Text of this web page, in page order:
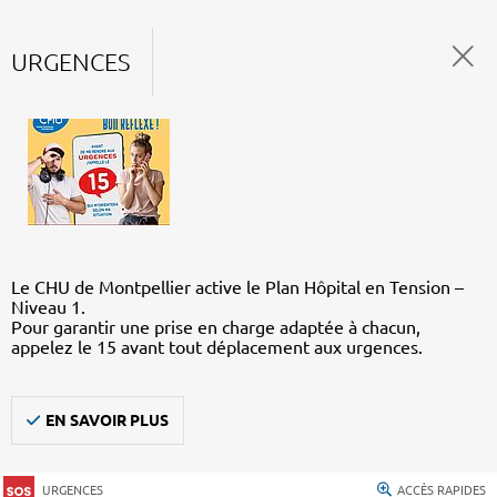
URGENCES
Le CHU de Montpellier active le Plan Hôpital en Tension –
Niveau 1.
Pour garantir une prise en charge adaptée à chacun,
appelez le 15 avant tout déplacement aux urgences.
EN SAVOIR PLUS
URGENCES ACCÈS RAPIDES